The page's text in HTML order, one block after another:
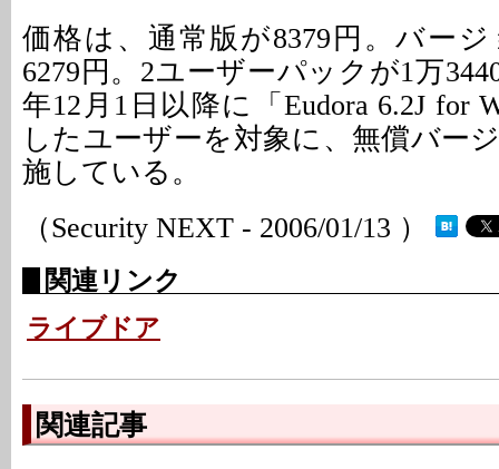
価格は、通常版が8379円。バー
6279円。2ユーザーパックが1万
年12月1日以降に「Eudora 6.2J for
したユーザーを対象に、無償バー
施している。
（Security NEXT - 2006/01/13 ）
関連リンク
ライブドア
関連記事